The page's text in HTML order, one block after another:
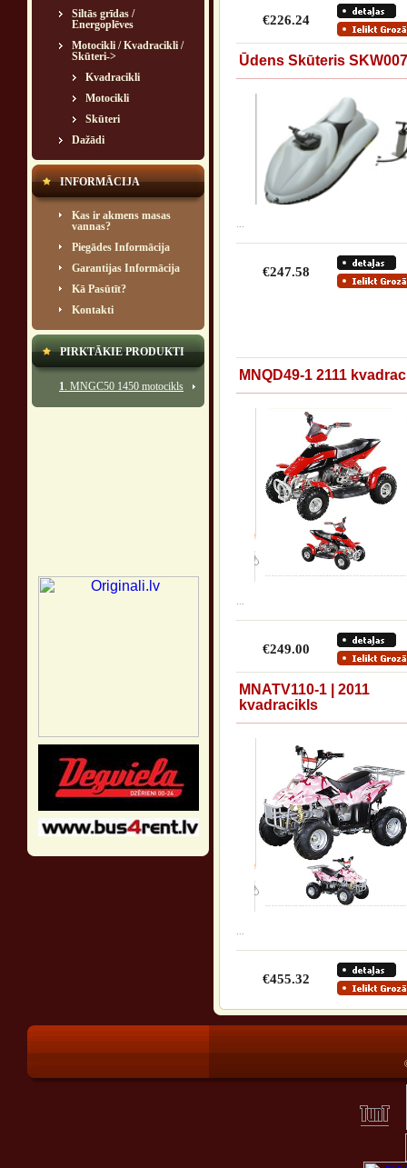
Siltās grīdas /
Energoplēves
Motocikli / Kvadracikli /
Skūteri->
Kvadracikli
Motocikli
Skūteri
Dažādi
INFORMĀCIJA
Kas ir akmens masas
vannas?
Piegādes Informācija
Garantijas Informācija
Kā Pasūtīt?
Kontakti
PIRKTĀKIE PRODUKTI
1. MNGC50 1450 motocikls
€226.24
Ūdens Skūteris SKW007
€247.58
MNQD49-1 2111
€249.00
MNATV110-1 | 2011
kvadracikls
€455.32